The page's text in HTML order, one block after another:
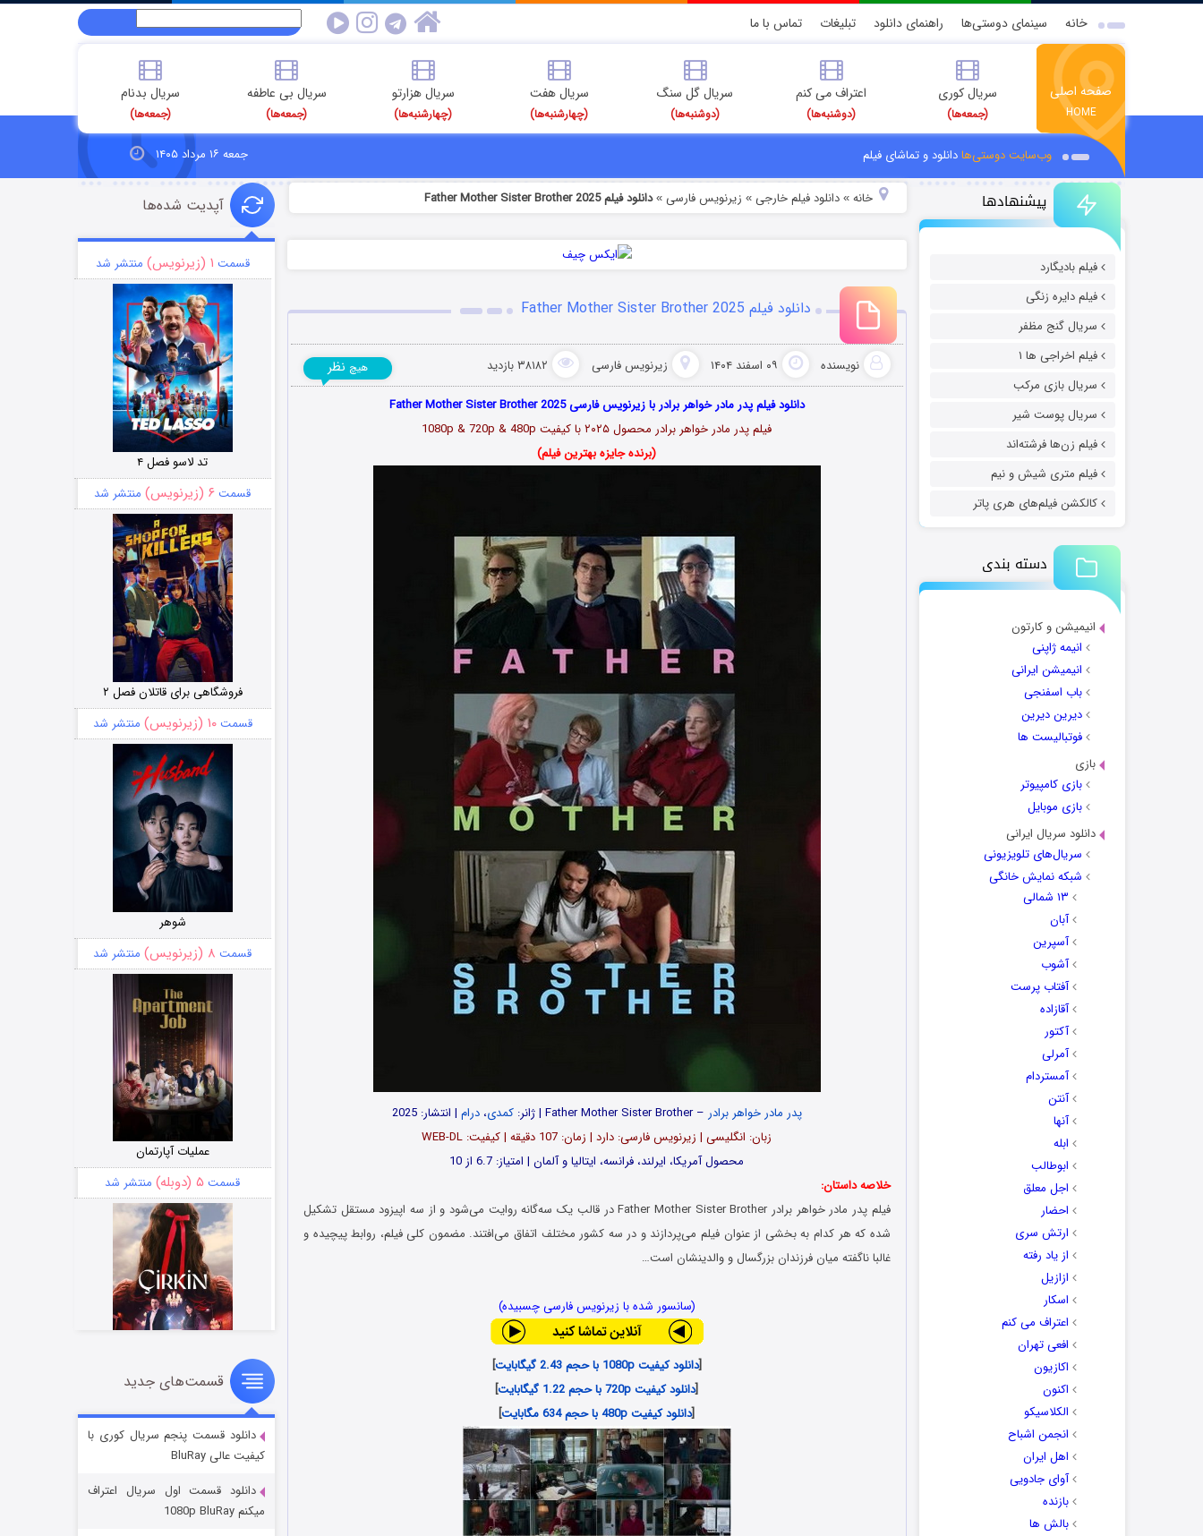
خانه سینمای دوستی‌ها راهنمای دانلود تبلیغات تماس با ما
صفحه اصلی
HOME
سریال کوری
(جمعه‌ها)
اعتراف می کنم
(دوشنبه‌ها)
سریال گل سنگ
(دوشنبه‌ها)
سریال هفت
(چهارشنبه‌ها)
سریال هزارتو
(چهارشنبه‌ها)
سریال بی عاطفه
(جمعه‌ها)
سریال بدنام
(جمعه‌ها)
وب‌سایت دوستی‌هادانلود و تماشای فیلم جمعه ۱۶ مرداد ۱۴۰۵
پیشنهادها
فیلم بادیگارد
فیلم دایره زنگی
سریال گنج مظفر
فیلم اخراجی ها ۱
سریال بازی مرکب
سریال پوست شیر
فیلم زن‌ها فرشته‌اند
فیلم متری شیش و نیم
کالکشن فیلم‌های هری پاتر
دسته بندی
انیمیشن و کارتون
انیمه ژاپنی
انیمیشن ایرانی
باب اسفنجی
دیرین دیرین
فوتبالیست ها
بازی
بازی کامپیوتر
بازی موبایل
دانلود سریال ایرانی
سریال‌های تلویزیونی
شبکه نمایش خانگی
۱۳ شمالی
آبان
آسپرین
آشوب
آفتاب پرست
آقازاده
آکتور
آمرلی
آمستردام
آنتن
آنها
ابله
ابوطالب
اجل معلق
احضار
ارتش سری
از یاد رفته
ازازیل
اسکار
اعتراف می کنم
افعی تهران
اکازیون
اکنون
الکلاسیکو
انجمن اشباح
اهل ایران
آوای جادویی
بازنده
بالش ها
خانه» دانلود فیلم خارجی » زیرنویس فارسی »دانلود فیلم Father Mother Sister Brother 2025
دانلود فیلم Father Mother Sister Brother 2025
نویسنده ۰۹ اسفند ۱۴۰۴ زیرنویس فارسی ۳۸۱۸۲ بازدید هیچ نظر
دانلود فیلم پدر مادر خواهر برادر با زیرنویس فارسی Father Mother Sister Brother 2025
فیلم پدر مادر خواهر برادر محصول ۲۰۲۵ با کیفیت 1080p & 720p & 480p
(برنده جایزه بهترین فیلم)
پدر مادر خواهر برادر – Father Mother Sister Brother | ژانر: کمدی،درام | انتشار: 2025
زبان: انگلیسی | زیرنویس فارسی: دارد | زمان: 107 دقیقه | کیفیت: WEB-DL
محصول آمریکا، ایرلند، فرانسه، ایتالیا و آلمان | امتیاز: 6.7 از 10
خلاصه داستان:
فیلم پدر مادر خواهر برادر Father Mother Sister Brother در قالب یک سه‌گانه روایت می‌شود و از سه اپیزود مستقل تشکیل
شده که هر کدام به بخشی از عنوان فیلم می‌پردازند و در سه کشور مختلف اتفاق می‌افتند. مضمون کلی فیلم، روابط پیچیده و
غالبا ناگفته میان فرزندان بزرگسال و والدینشان است…
(سانسور شده با زیرنویس فارسی چسبیده)
[دانلود کیفیت 1080p با حجم 2.43 گیگابایت
]
[دانلود کیفیت 720p با حجم 1.22 گیگابایت
]
[دانلود کیفیت 480p با حجم 634 مگابایت ]
آپدیت شده‌ها
قسمت ۱ (زیرنویس) منتشر شد
تد لاسو فصل ۴
قسمت ۶ (زیرنویس) منتشر شد
فروشگاهی برای قاتلان فصل ۲
قسمت۱۰ (زیرنویس) منتشر شد
شوهر
قسمت ۸ (زیرنویس) منتشر شد
عملیات آپارتمان
قسمت ۵ (دوبله) منتشر شد
سریال زشت
قسمت۲ (زیرنویس) منتشر شد
قسمت‌های جدید
دانلود قسمت پنجم سریال کوری با
کیفیت عالی BluRay
دانلود قسمت اول سریال اعتراف
میکنم 1080p BluRay